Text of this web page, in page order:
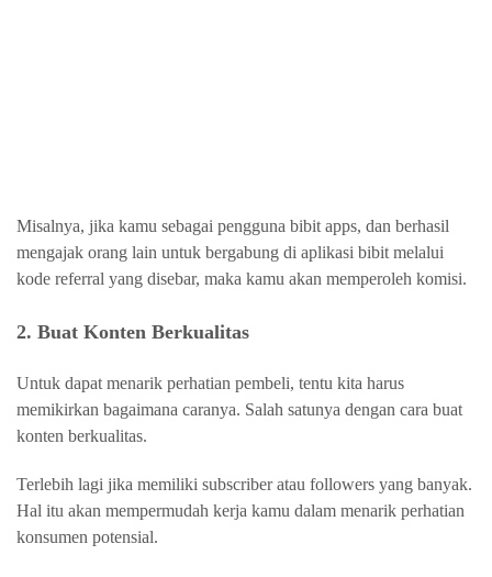
Misalnya, jika kamu sebagai pengguna bibit apps, dan berhasil
mengajak orang lain untuk bergabung di aplikasi bibit melalui
kode referral yang disebar, maka kamu akan memperoleh komisi.
2. Buat Konten Berkualitas
Untuk dapat menarik perhatian pembeli, tentu kita harus
memikirkan bagaimana caranya. Salah satunya dengan cara buat
konten berkualitas.
Terlebih lagi jika memiliki subscriber atau followers yang banyak.
Hal itu akan mempermudah kerja kamu dalam menarik perhatian
konsumen potensial.